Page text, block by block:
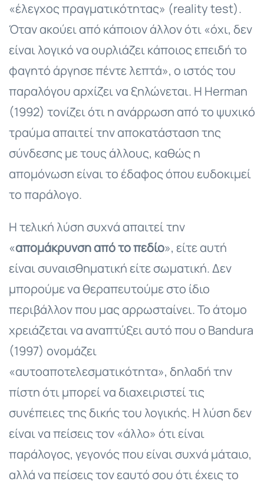
«έλεγχος πραγματικότητας» (reality test).
Όταν ακούει από κάποιον άλλον ότι «όχι, δεν
είναι λογικό να ουρλιάζει κάποιος επειδή το
φαγητό άργησε πέντε λεπτά», ο ιστός του
παραλόγου αρχίζει να ξηλώνεται. Η Herman
(1992) τονίζει ότι η ανάρρωση από το ψυχικό
τραύμα απαιτεί την αποκατάσταση της
σύνδεσης με τους άλλους, καθώς η
απομόνωση είναι το έδαφος όπου ευδοκιμεί
το παράλογο.
Η τελική λύση συχνά απαιτεί την
«απομάκρυνση από το πεδίο», είτε αυτή
είναι συναισθηματική είτε σωματική. Δεν
μπορούμε να θεραπευτούμε στο ίδιο
περιβάλλον που μας αρρωσταίνει. Το άτομο
χρειάζεται να αναπτύξει αυτό που ο Bandura
(1997) ονομάζει
«αυτοαποτελεσματικότητα», δηλαδή την
πίστη ότι μπορεί να διαχειριστεί τις
συνέπειες της δικής του λογικής. Η λύση δεν
είναι να πείσεις τον «άλλο» ότι είναι
παράλογος, γεγονός που είναι συχνά μάταιο,
αλλά να πείσεις τον εαυτό σου ότι έχεις το